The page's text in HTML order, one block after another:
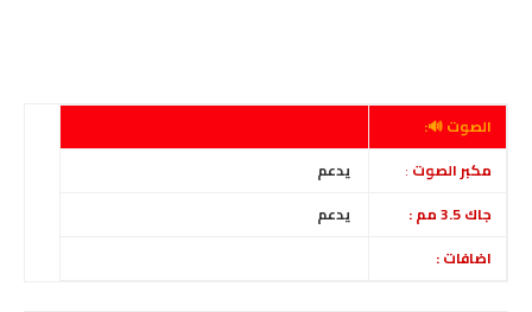
الصوت 🔊:
مكبر الصوت :
يدعم
جاك 3.5 مم :
يدعم
اضافات :